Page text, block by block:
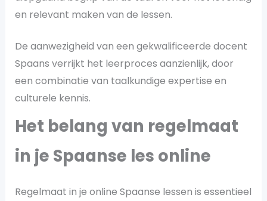
en relevant maken van de lessen.
De aanwezigheid van een gekwalificeerde docent
Spaans verrijkt het leerproces aanzienlijk, door
een combinatie van taalkundige expertise en
culturele kennis.
Het belang van regelmaat
in je Spaanse les online
Regelmaat in je online Spaanse lessen is essentieel